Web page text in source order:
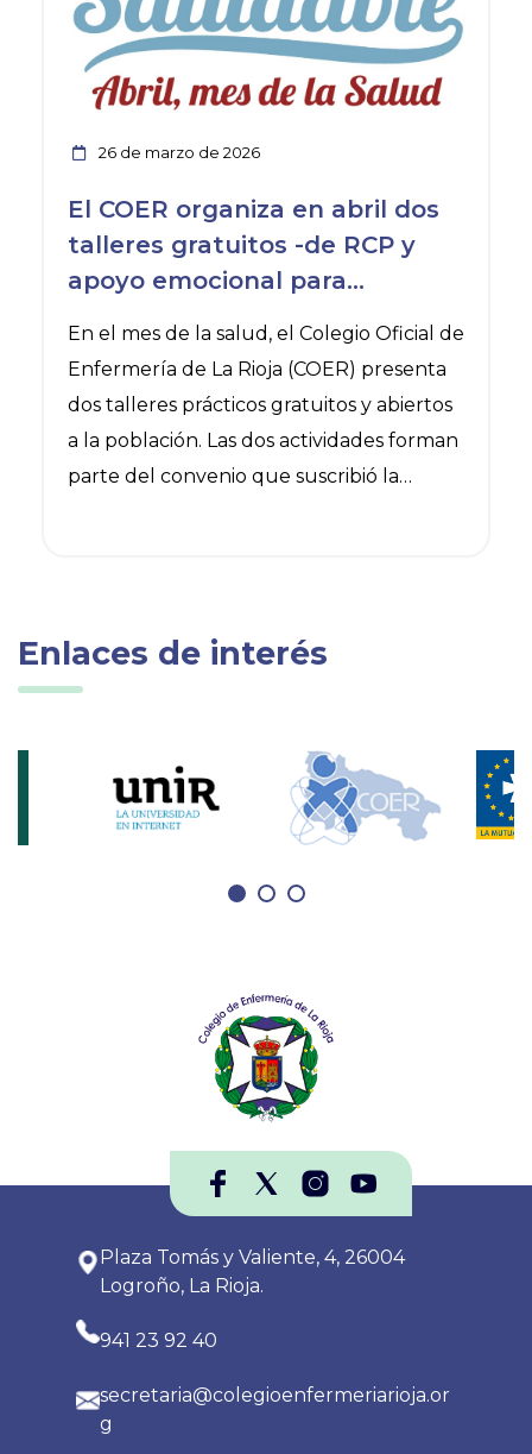
26 de marzo de 2026
El COER organiza en abril dos
talleres gratuitos -de RCP y
apoyo emocional para
abiertos a la ciudadanía
En el mes de la salud, el Colegio Oficial de
Enfermería de La Rioja (COER) presenta
dos talleres prácticos gratuitos y abiertos
a la población. Las dos actividades forman
parte del convenio que suscribió la
día a día de los logroñeses.
Enlaces de interés
Plaza Tomás y Valiente, 4, 26004
Logroño, La Rioja.
941 23 92 40
secretaria@colegioenfermeriarioja.or
g